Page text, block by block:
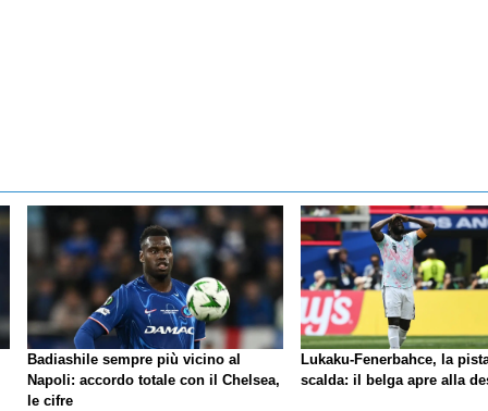
Badiashile sempre più vicino al
Napoli: accordo totale con il Chelsea,
le cifre
Lukaku-Fenerbahce, la
scalda: il belga apre alla